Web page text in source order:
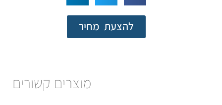
להצעת מחיר
מוצרים קשורים